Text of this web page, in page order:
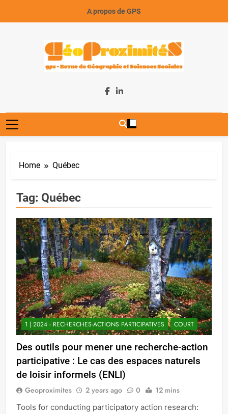
A propos de GPS
GeoProximiteS
Home Québec
Tag: Québec
1 | 2024 - RECHERCHES-ACTIONS PARTICIPATIVES COURT
Des outils pour mener une recherche-action
participative : Le cas des espaces naturels
de loisir informels (ENLI)
Geoproximites 2 years ago 0 12 mins
Tools for conducting participatory action research: